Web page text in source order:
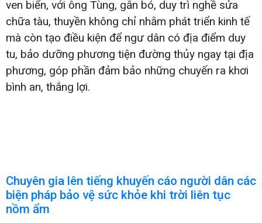
ven biển, với ông Tùng, gắn bó, duy trì nghề sửa
chữa tàu, thuyền không chỉ nhằm phát triển kinh tế
mà còn tạo điều kiện để ngư dân có địa điểm duy
tu, bảo dưỡng phương tiện đường thủy ngay tại địa
phương, góp phần đảm bảo những chuyến ra khơi
bình an, thắng lợi.
Chuyên gia lên tiếng khuyến cáo người dân các
biện pháp bảo vệ sức khỏe khi trời liên tục
nồm ẩm